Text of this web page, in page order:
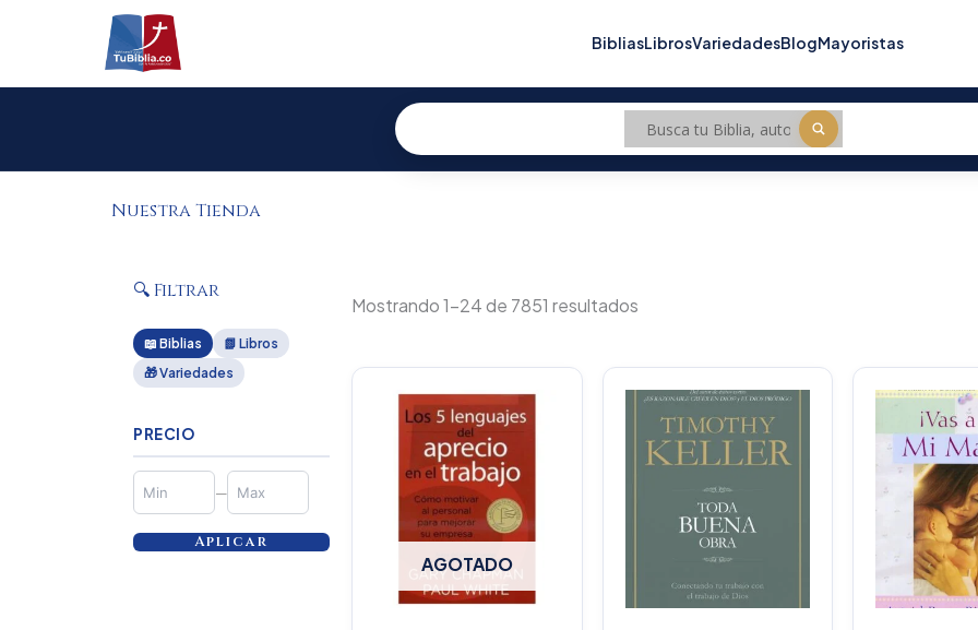
BibliasLibrosVariedadesBlogMayoristas
Nuestra Tienda
🔍 Filtrar
📖 Biblias
📗 Libros
🎁 Variedades
PRECIO
—
Aplicar
Mostrando 1–24 de 7851 resultados
AGOTADO